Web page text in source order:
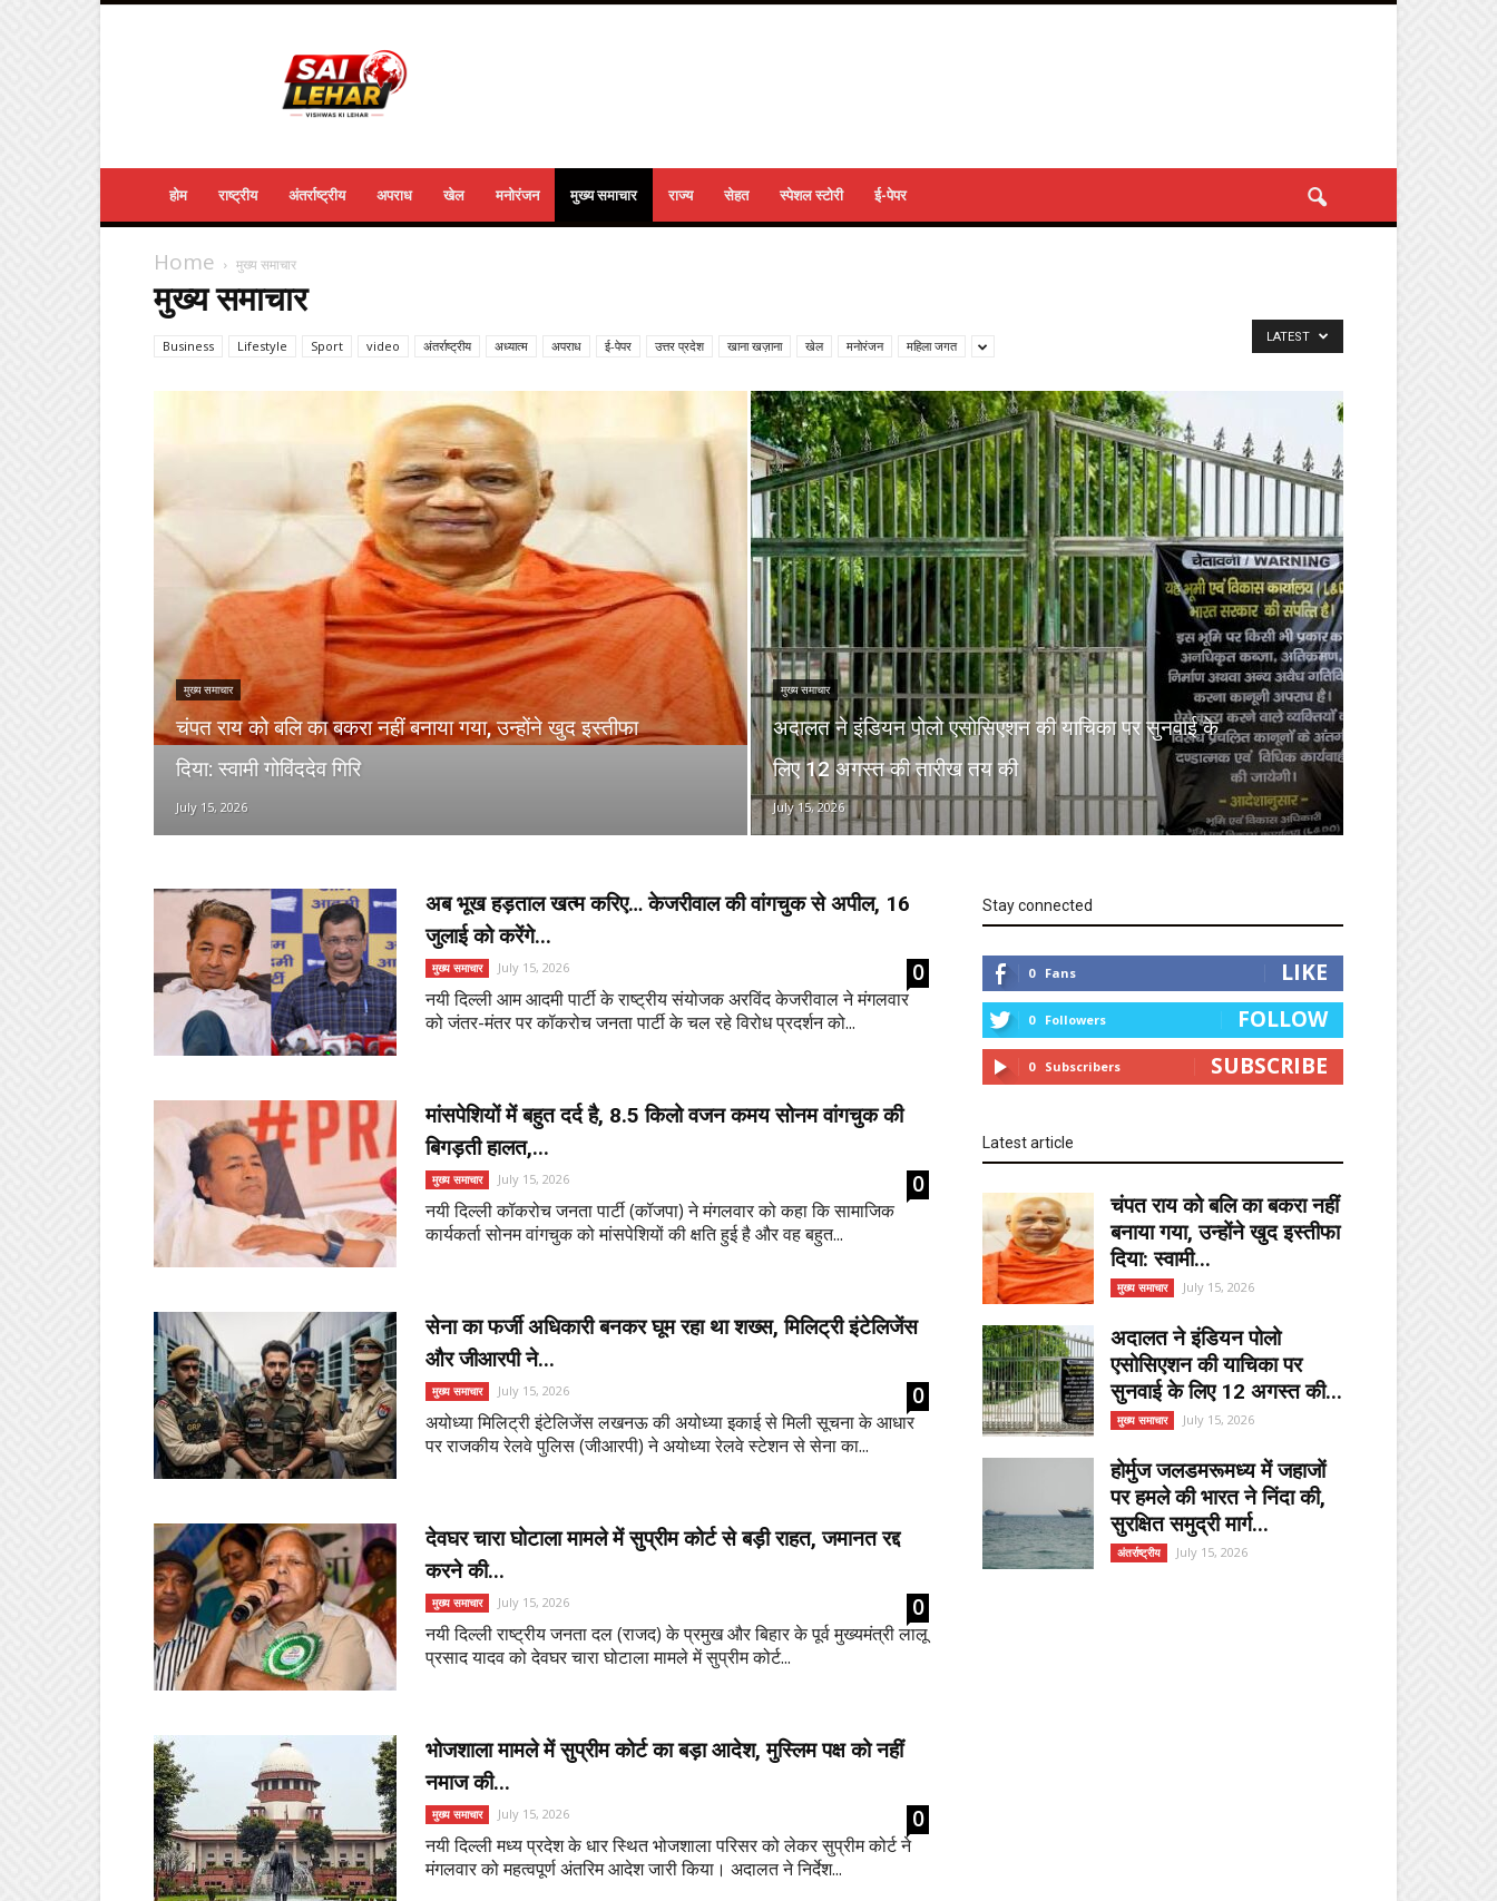
होम राष्ट्रीय अंतर्राष्ट्रीय अपराध खेल मनोरंजन मुख्य समाचार राज्य सेहत स्पेशल स्टोरी ई-पेपर
Home मुख्य समाचार
मुख्य समाचार
Business Lifestyle Sport video अंतर्राष्ट्रीय अध्यात्म अपराध ई-पेपर उत्तर प्रदेश खाना खज़ाना खेल मनोरंजन महिला जगत
LATEST
मुख्य समाचार
चंपत राय को बलि का बकरा नहीं बनाया गया, उन्होंने खुद इस्तीफा
दिया: स्वामी गोविंददेव गिरि
July 15, 2026
मुख्य समाचार
अदालत ने इंडियन पोलो एसोसिएशन की याचिका पर सुनवाई के
लिए 12 अगस्त की तारीख तय की
July 15, 2026
अब भूख हड़ताल खत्म करिए… केजरीवाल की वांगचुक से अपील, 16
जुलाई को करेंगे...
मुख्य समाचार July 15, 2026 0
नयी दिल्ली आम आदमी पार्टी के राष्ट्रीय संयोजक अरविंद केजरीवाल ने मंगलवार
को जंतर-मंतर पर कॉकरोच जनता पार्टी के चल रहे विरोध प्रदर्शन को...
मांसपेशियों में बहुत दर्द है, 8.5 किलो वजन कमय सोनम वांगचुक की
बिगड़ती हालत,...
मुख्य समाचार July 15, 2026 0
नयी दिल्ली कॉकरोच जनता पार्टी (कॉजपा) ने मंगलवार को कहा कि सामाजिक
कार्यकर्ता सोनम वांगचुक को मांसपेशियों की क्षति हुई है और वह बहुत...
सेना का फर्जी अधिकारी बनकर घूम रहा था शख्स, मिलिट्री इंटेलिजेंस
और जीआरपी ने...
मुख्य समाचार July 15, 2026 0
अयोध्या मिलिट्री इंटेलिजेंस लखनऊ की अयोध्या इकाई से मिली सूचना के आधार
पर राजकीय रेलवे पुलिस (जीआरपी) ने अयोध्या रेलवे स्टेशन से सेना का...
देवघर चारा घोटाला मामले में सुप्रीम कोर्ट से बड़ी राहत, जमानत रद्द
करने की...
मुख्य समाचार July 15, 2026 0
नयी दिल्ली राष्ट्रीय जनता दल (राजद) के प्रमुख और बिहार के पूर्व मुख्यमंत्री लालू
प्रसाद यादव को देवघर चारा घोटाला मामले में सुप्रीम कोर्ट...
भोजशाला मामले में सुप्रीम कोर्ट का बड़ा आदेश, मुस्लिम पक्ष को नहीं
नमाज की...
मुख्य समाचार July 15, 2026 0
नयी दिल्ली मध्य प्रदेश के धार स्थित भोजशाला परिसर को लेकर सुप्रीम कोर्ट ने
मंगलवार को महत्वपूर्ण अंतरिम आदेश जारी किया। अदालत ने निर्देश...
Stay connected
0 Fans LIKE
0 Followers FOLLOW
0 Subscribers SUBSCRIBE
Latest article
चंपत राय को बलि का बकरा नहीं
बनाया गया, उन्होंने खुद इस्तीफा
दिया: स्वामी...
मुख्य समाचार July 15, 2026
अदालत ने इंडियन पोलो
एसोसिएशन की याचिका पर
सुनवाई के लिए 12 अगस्त की...
मुख्य समाचार July 15, 2026
होर्मुज जलडमरूमध्य में जहाजों
पर हमले की भारत ने निंदा की,
सुरक्षित समुद्री मार्ग...
अंतर्राष्ट्रीय July 15, 2026